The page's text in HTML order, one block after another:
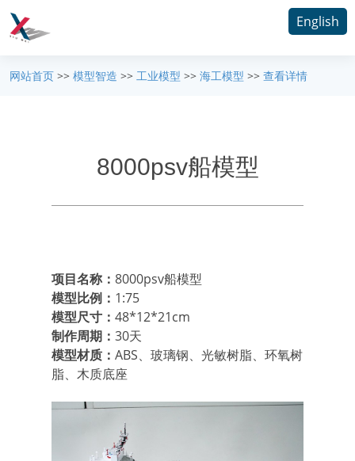
English
网站首页 >> 模型智造 >> 工业模型 >> 海工模型 >> 查看详情
8000psv船模型
项目名称： 8000psv船模型
模型比例： 1:75
模型尺寸： 48*12*21cm
制作周期： 30天
模型材质： ABS、玻璃钢、光敏树脂、环氧树
脂、木质底座